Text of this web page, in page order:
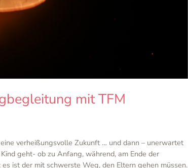
mit TFM
verheißungsvolle Zukunft … und dann – unerwartet
geht- ob zu Anfang, während, am Ende der
ist der mit schwerste Weg, den Eltern gehen müssen.